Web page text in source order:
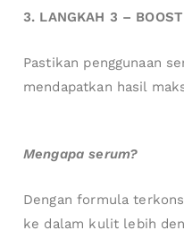
3. LANGKAH 3 – BOOST
Pastikan penggunaan
mendapatkan hasil
Mengapa serum?
Dengan formula
ke dalam kulit lebih